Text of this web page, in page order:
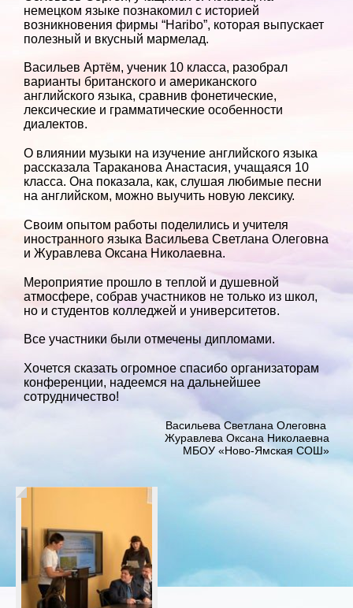
немецком языке познакомил с историей
возникновения фирмы “Haribo”, которая выпускает
полезный и вкусный мармелад.
Васильев Артём, ученик 10 класса, разобрал
варианты британского и американского
английского языка, сравнив фонетические,
лексические и грамматические особенности
диалектов.
О влиянии музыки на изучение английского языка
рассказала Тараканова Анастасия, учащаяся 10
класса. Она показала, как, слушая любимые песни
на английском, можно выучить новую лексику.
Своим опытом работы поделились и учителя
иностранного языка Васильева Светлана Олеговна
и Журавлева Оксана Николаевна.
Мероприятие прошло в теплой и душевной
атмосфере, собрав участников не только из школ,
но и студентов колледжей и университетов.
Все участники были отмечены дипломами.
Хочется сказать огромное спасибо организаторам
конференции, надеемся на дальнейшее
сотрудничество!
Васильева Светлана Олеговна
Журавлева Оксана Николаевна
МБОУ «Ново-Ямская СОШ»